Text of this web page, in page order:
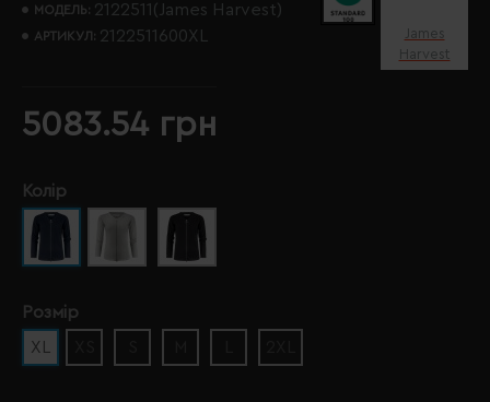
МОДЕЛЬ: 2122511(James Harvest)
АРТИКУЛ: 2122511600XL
James
Harvest
5083.54 грн
Колір
Розмір
XL